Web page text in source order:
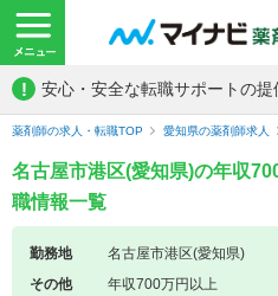
! 安心・安全な転職サポートの提
薬剤師の求人・転職TOP 愛知県の薬剤師求人
名古屋市港区(愛知県)の年収
職情報一覧
勤務地
名古屋市港区(愛知県)
その他
年収700万円以上